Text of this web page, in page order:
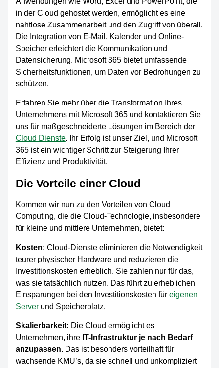
in der Cloud gehostet werden, ermöglicht es eine
nahtlose Zusammenarbeit und den Zugriff von überall.
Die Integration von E-Mail, Kalender und Online-
Speicher erleichtert die Kommunikation und
Datensicherung. Microsoft 365 bietet umfassende
Sicherheitsfunktionen, um Daten vor Bedrohungen zu
schützen.
Erfahren Sie mehr über die Transformation Ihres
Unternehmens mit Microsoft 365 und kontaktieren Sie
uns für maßgeschneiderte Lösungen im Bereich der
Cloud Dienste. Ihr Erfolg ist unser Ziel, und Microsoft
365 ist ein wichtiger Schritt zur Steigerung Ihrer
Effizienz und Produktivität.
Die Vorteile einer Cloud
Kommen wir nun zu den Vorteilen von Cloud
Computing, die die Cloud-Technologie, insbesondere
für kleine und mittlere Unternehmen, bietet:
Kosten: Cloud-Dienste eliminieren die Notwendigkeit
teurer physischer Hardware und reduzieren die
Investitionskosten erheblich. Sie zahlen nur für das,
was sie tatsächlich nutzen. Das führt zu erheblichen
Einsparungen bei den Investitionskosten für eigenen
Serverund Speicherplatz.
Skalierbarkeit: Die Cloud ermöglicht es
Unternehmen, ihre IT-Infrastruktur je nach Bedarf
anzupassen. Das ist besonders vorteilhaft für
wachsende KMU’s, da sie schnell und unkompliziert